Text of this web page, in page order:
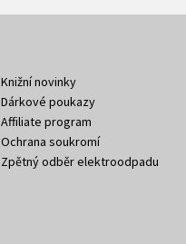
Knižní novinky
Dárkové poukazy
Affiliate program
Ochrana soukromí
Zpětný odběr elektroodpadu